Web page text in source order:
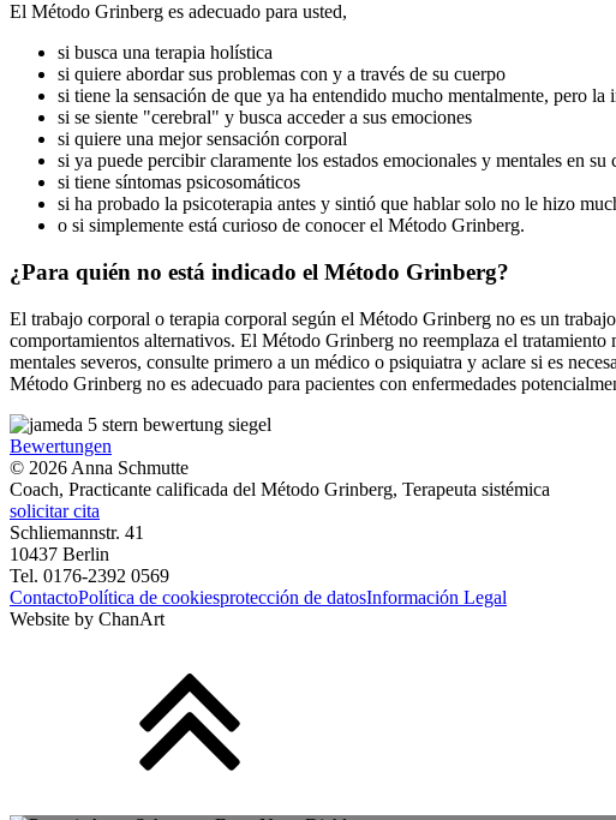
El Método Grinberg es adecuado para usted,
si busca una terapia holística
si quiere abordar sus problemas con y a través de su cuerpo
si tiene la sensación de que ya ha entendido mucho mentalmente, pero
si se siente "cerebral" y busca acceder a sus emociones
si quiere una mejor sensación corporal
si ya puede percibir claramente los estados emocionales y mentales en
si tiene síntomas psicosomáticos
si ha probado la psicoterapia antes y sintió que hablar solo no le hizo
o si simplemente está curioso de conocer el Método Grinberg.
¿Para quién no está indicado el Método Grinberg?
El trabajo corporal o terapia corporal según el Método Grinberg no es un
comportamientos alternativos. El Método Grinberg no reemplaza el
mentales severos, consulte primero a un médico o psiquiatra y aclare si es
Método Grinberg no es adecuado para pacientes con enfermedades
Bewertungen
© 2026 Anna Schmutte
Coach, Practicante calificada del Método Grinberg, Terapeuta sistémica
solicitar cita
Schliemannstr. 41
10437 Berlin
Tel. 0176-2392 0569
ContactoPolítica de cookiesprotección de datosInformación Legal
Website by ChanArt